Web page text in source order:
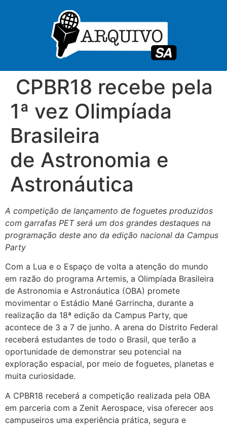
CPBR18 recebe pela
1ª vez Olimpíada
Brasileira
de Astronomia e
Astronáutica
A competição de lançamento de foguetes produzidos
com garrafas PET será um dos grandes destaques na
programação deste ano da edição nacional da Campus
Party
Com a Lua e o Espaço de volta a atenção do mundo
em razão do programa Artemis, a Olimpíada Brasileira
de Astronomia e Astronáutica (OBA) promete
movimentar o Estádio Mané Garrincha, durante a
realização da 18ª edição da Campus Party, que
acontece de 3 a 7 de junho. A arena do Distrito Federal
receberá estudantes de todo o Brasil, que terão a
oportunidade de demonstrar seu potencial na
exploração espacial, por meio de foguetes, planetas e
muita curiosidade.
A CPBR18 receberá a competição realizada pela OBA
em parceria com a Zenit Aerospace, visa oferecer aos
campuseiros uma experiência prática, segura e